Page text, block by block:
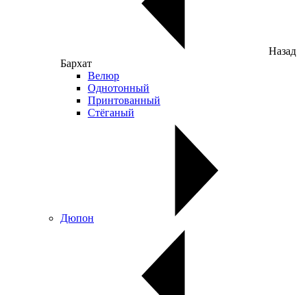
Назад
Бархат
Велюр
Однотонный
Принтованный
Стёганый
Дюпон